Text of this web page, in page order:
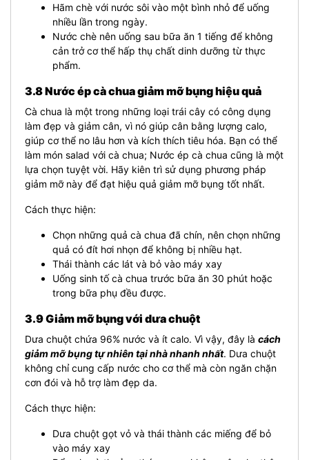
Hãm chè với nước sôi vào một bình nhỏ để uống
nhiều lần trong ngày.
Nước chè nên uống sau bữa ăn 1 tiếng để không
cản trở cơ thể hấp thụ chất dinh dưỡng từ thực
phẩm.
3.8 Nước ép cà chua giảm mỡ bụng hiệu quả
Cà chua là một trong những loại trái cây có công dụng
làm đẹp và giảm cân, vì nó giúp cân bằng lượng calo,
giúp cơ thể no lâu hơn và kích thích tiêu hóa. Bạn có thể
làm món salad với cà chua; Nước ép cà chua cũng là một
lựa chọn tuyệt vời. Hãy kiên trì sử dụng phương pháp
giảm mỡ này để đạt hiệu quả giảm mỡ bụng tốt nhất.
Cách thực hiện:
Chọn những quả cà chua đã chín, nên chọn những
quả có đít hơi nhọn để không bị nhiều hạt.
Thái thành các lát và bỏ vào máy xay
Uống sinh tố cà chua trước bữa ăn 30 phút hoặc
trong bữa phụ đều được.
3.9 Giảm mỡ bụng với dưa chuột
Dưa chuột chứa 96% nước và ít calo. Vì vậy, đây là cách
giảm mỡ bụng tự nhiên tại nhà nhanh nhất. Dưa chuột
không chỉ cung cấp nước cho cơ thể mà còn ngăn chặn
cơn đói và hỗ trợ làm đẹp da.
Cách thực hiện:
Dưa chuột gọt vỏ và thái thành các miếng để bỏ
vào máy xay